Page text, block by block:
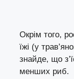
Окрім того,
їжі (у
знайде, що
менших риб.